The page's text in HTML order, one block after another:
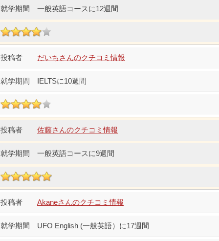
一般英語コースに12週間
だいちさんのクチコミ情報
IELTSに10週間
佐藤さんのクチコミ情報
一般英語コースに9週間
Akaneさんのクチコミ情報
UFO English (一般英語）に17週間